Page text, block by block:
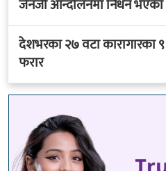
जेनजी आन्दोलनमा निधन भएका
देशभरका २७ वटा कारागारका
फरार